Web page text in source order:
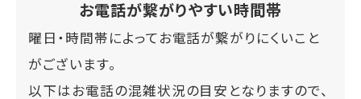
お電話が繋がりやすい時間帯
曜日・時間帯によってお電話が繋がりにくいこと
がございます。
以下はお電話の混雑状況の目安となりますので、